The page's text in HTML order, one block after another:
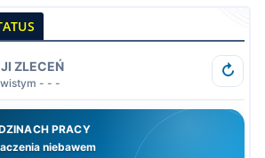
ZLECEŃ
- - -
↻
PRACY
niebawem